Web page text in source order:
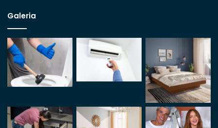
Galeria